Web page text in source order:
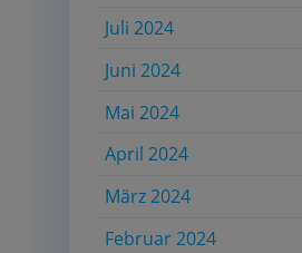
Juli 2024
Juni 2024
Mai 2024
April 2024
März 2024
Februar 2024